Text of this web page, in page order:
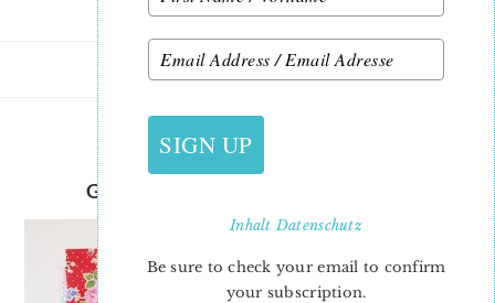
GARDENCHAIRCUSHION_1
SIGN UP
InhaltDatenschutz
Be sure to check your email to confirm
your subscription.